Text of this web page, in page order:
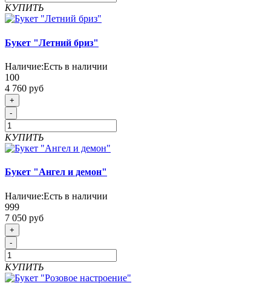
КУПИТЬ
Букет "Летний бриз"
Наличие:Есть в наличии
100
4 760 руб
+
-
КУПИТЬ
Букет "Ангел и демон"
Наличие:Есть в наличии
999
7 050 руб
+
-
КУПИТЬ